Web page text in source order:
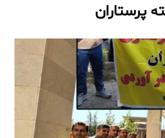
پرستاران